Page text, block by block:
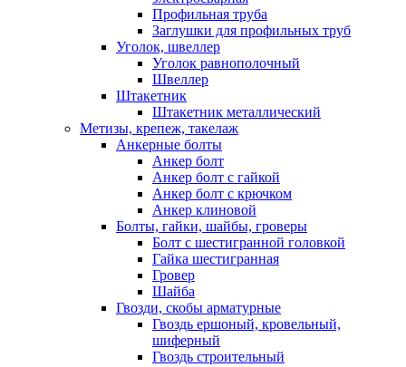
Профильная труба
Заглушки для профильных труб
Уголок, швеллер
Уголок равнополочный
Швеллер
Штакетник
Штакетник металлический
Метизы, крепеж, такелаж
Анкерные болты
Анкер болт
Анкер болт с гайкой
Анкер болт с крючком
Анкер клиновой
Болты, гайки, шайбы, гроверы
Болт c шестигранной головкой
Гайка шестигранная
Гровер
Шайба
Гвозди, скобы арматурные
Гвоздь ершоный, кровельный,
шиферный
Гвоздь строительный